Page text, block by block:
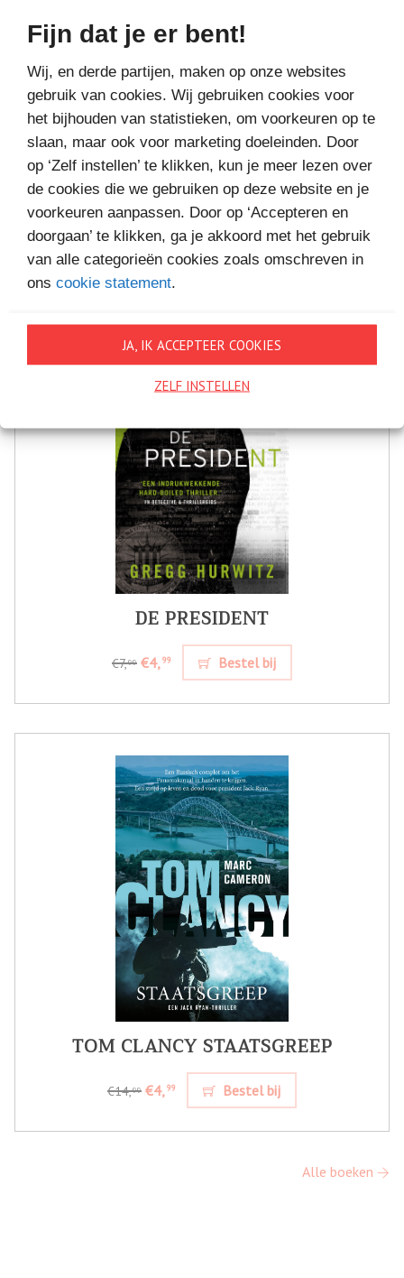
Fijn dat je er bent!
Wij, en derde partijen, maken op onze websites
gebruik van cookies. Wij gebruiken cookies voor
het bijhouden van statistieken, om voorkeuren op te
slaan, maar ook voor marketing doeleinden. Door
op ‘Zelf instellen’ te klikken, kun je meer lezen over
de cookies die we gebruiken op deze website en je
voorkeuren aanpassen. Door op ‘Accepteren en
doorgaan’ te klikken, ga je akkoord met het gebruik
van alle categorieën cookies zoals omschreven in
ons cookie statement.
JA, IK ACCEPTEER COOKIES
ZELF INSTELLEN
Bestel bij
MEER BOEKEN VAN
VAKANTIELEZEN
DE PRESIDENT
€7,99 €4,99 Bestel bij
TOM CLANCY STAATSGREEP
€14,99 €4,99 Bestel bij
Alle boeken